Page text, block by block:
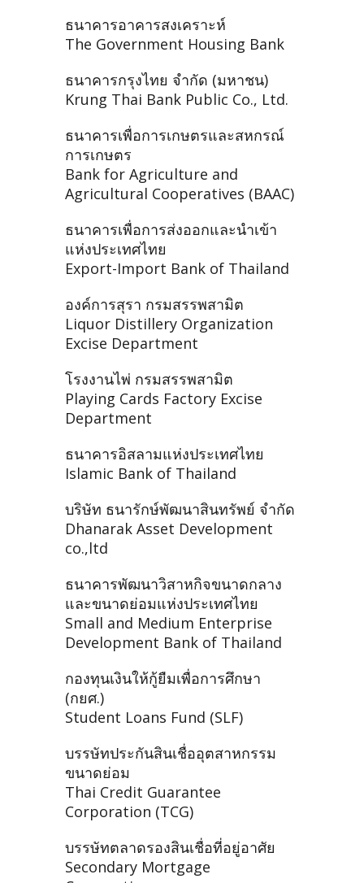
ธนาคารอาคารสงเคราะห์
The Government Housing Bank
ธนาคารกรุงไทย จำกัด (มหาชน)
Krung Thai Bank Public Co., Ltd.
ธนาคารเพื่อการเกษตรและสหกรณ์
การเกษตร
Bank for Agriculture and
Agricultural Cooperatives (BAAC)
ธนาคารเพื่อการส่งออกและนำเข้า
แห่งประเทศไทย
Export-Import Bank of Thailand
องค์การสุรา กรมสรรพสามิต
Liquor Distillery Organization
Excise Department
โรงงานไพ่ กรมสรรพสามิต
Playing Cards Factory Excise
Department
ธนาคารอิสลามแห่งประเทศไทย
Islamic Bank of Thailand
บริษัท ธนารักษ์พัฒนาสินทรัพย์ จำกัด
Dhanarak Asset Development
co.,ltd
ธนาคารพัฒนาวิสาหกิจขนาดกลาง
และขนาดย่อมแห่งประเทศไทย
Small and Medium Enterprise
Development Bank of Thailand
กองทุนเงินให้กู้ยืมเพื่อการศึกษา
(กยศ.)
Student Loans Fund (SLF)
บรรษัทประกันสินเชื่ออุตสาหกรรม
ขนาดย่อม
Thai Credit Guarantee
Corporation (TCG)
บรรษัทตลาดรองสินเชื่อที่อยู่อาศัย
Secondary Mortgage